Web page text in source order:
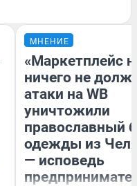
МНЕНИЕ
«Маркетплейс
ничего не
атаки на WB
уничтожили
православный
одежды из
— исповедь